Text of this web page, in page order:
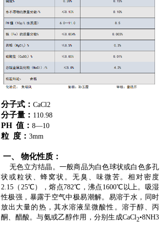
分子式： CaCl2
分子量： 110.98
PH 值： 8—10
粒 度： 3mm
一、 物化性质：
无色立方结晶。一般商品为白色球状或白色多孔
状或粒状、蜂窝状。无臭、味微苦。相对密度
2.15（25℃），熔点782℃，沸点1600℃以上。吸湿
性极强，暴露于空气中极易潮解。易溶于水，同时
放出大量的热，其水溶液呈微酸性。溶于醇、丙
酮、醋酸。与氨或乙醇作用，分别生成CaCl2•8NH3